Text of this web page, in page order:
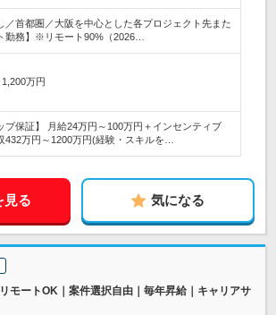
／首都圏／大阪を中心とした各プロジェクト先また
勤務】※リモート90%（2026…
万円
プ保証】 月給24万円～100万円＋インセンティブ
万円～1200万円(経験・スキルを…
見る 気になる
モートOK｜案件選択自由｜毎年昇給｜キャリアサ